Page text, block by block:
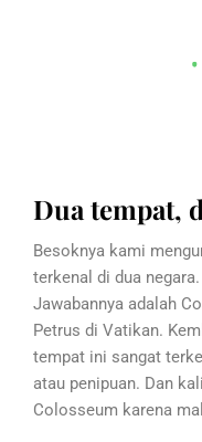
Dua tempat,
Besoknya kami
terkenal di dua
Jawabannya adalah
Petrus di Vatikan.
tempat ini sangat
atau penipuan. Dan
Colosseum karena